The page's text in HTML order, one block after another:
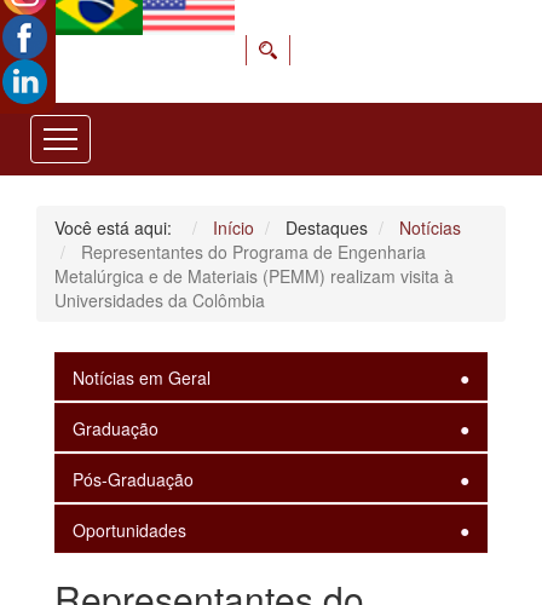
Você está aqui: Início Destaques
Notícias
Representantes do Programa de Engenharia
Metalúrgica e de Materiais (PEMM) realizam visita à
Universidades da Colômbia
Notícias em Geral
Graduação
Pós-Graduação
Oportunidades